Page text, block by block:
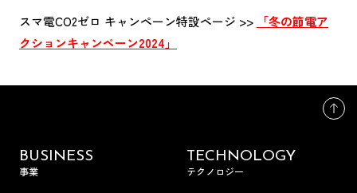
スマ電CO2ゼロ キャンペーン特設ページ >>
「冬の節電ア
クションキャンペーン2024」
BUSINESS
事業
TECHNOLOGY
テクノロジー